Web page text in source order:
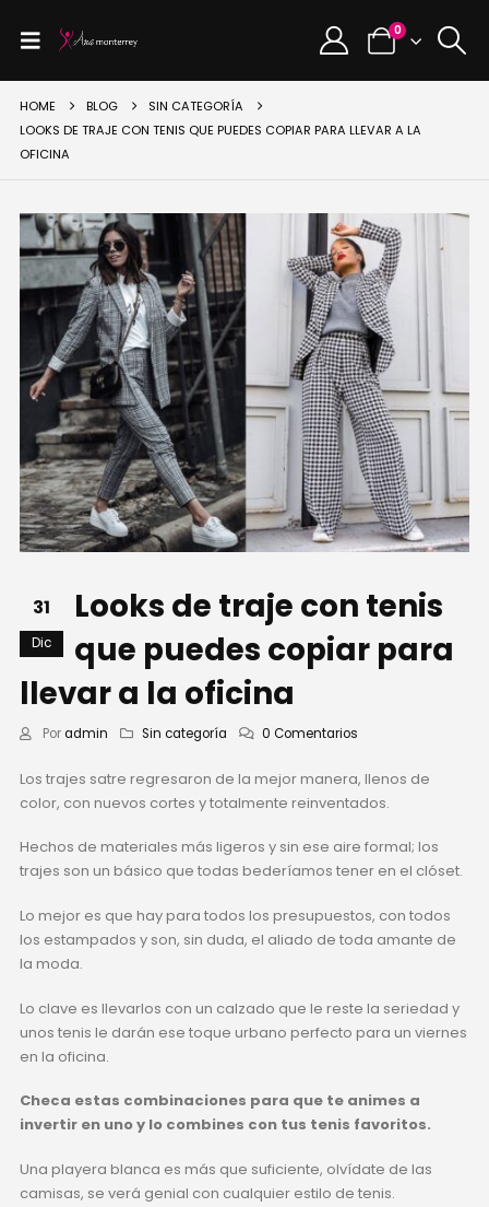
0
HOME BLOG
SIN CATEGORÍA
LOOKS DE TRAJE CON TENIS QUE PUEDES COPIAR PARA LLEVAR A LA
OFICINA
31
Dic
Looks de traje con tenis
que puedes copiar para
llevar a la oficina
Por admin Sin categoría 0 Comentarios
Los trajes satre regresaron de la mejor manera, llenos de
color, con nuevos cortes y totalmente reinventados.
Hechos de materiales más ligeros y sin ese aire formal; los
trajes son un básico que todas bederíamos tener en el clóset.
Lo mejor es que hay para todos los presupuestos, con todos
los estampados y son, sin duda, el aliado de toda amante de
la moda.
Lo clave es llevarlos con un calzado que le reste la seriedad y
unos tenis le darán ese toque urbano perfecto para un viernes
en la oficina.
Checa estas combinaciones para que te animes a
invertir en uno y lo combines con tus tenis favoritos.
Una playera blanca es más que suficiente, olvídate de las
camisas, se verá genial con cualquier estilo de tenis.